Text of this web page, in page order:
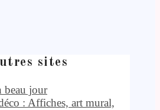
sites
beau jour
: Affiches, art mural,